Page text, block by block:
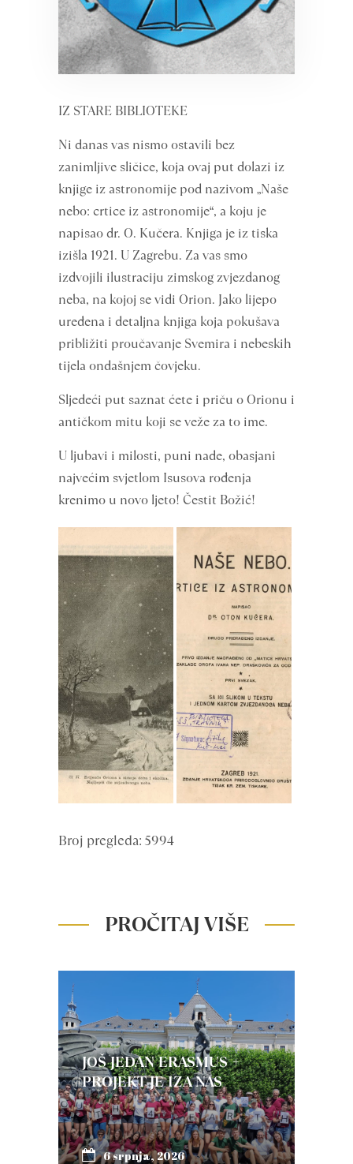
IZ STARE BIBLIOTEKE
Ni danas vas nismo ostavili bez
zanimljive sličice, koja ovaj put dolazi iz
knjige iz astronomije pod nazivom „Naše
nebo: crtice iz astronomije“, a koju je
napisao dr. O. Kučera. Knjiga je iz tiska
izišla 1921. U Zagrebu. Za vas smo
izdvojili ilustraciju zimskog zvjezdanog
neba, na kojoj se vidi Orion. Jako lijepo
uređena i detaljna knjiga koja pokušava
približiti proučavanje Svemira i nebeskih
tijela ondašnjem čovjeku.
Sljedeći put saznat ćete i priču o Orionu i
antičkom mitu koji se veže za to ime.
U ljubavi i milosti, puni nade, obasjani
najvećim svjetlom Isusova rođenja
krenimo u novo ljeto! Čestit Božić!
Broj pregleda: 5994
PROČITAJ VIŠE
JOŠ JEDAN ERASMUS +
PROJEKT JE IZA NAS
6 srpnja, 2026